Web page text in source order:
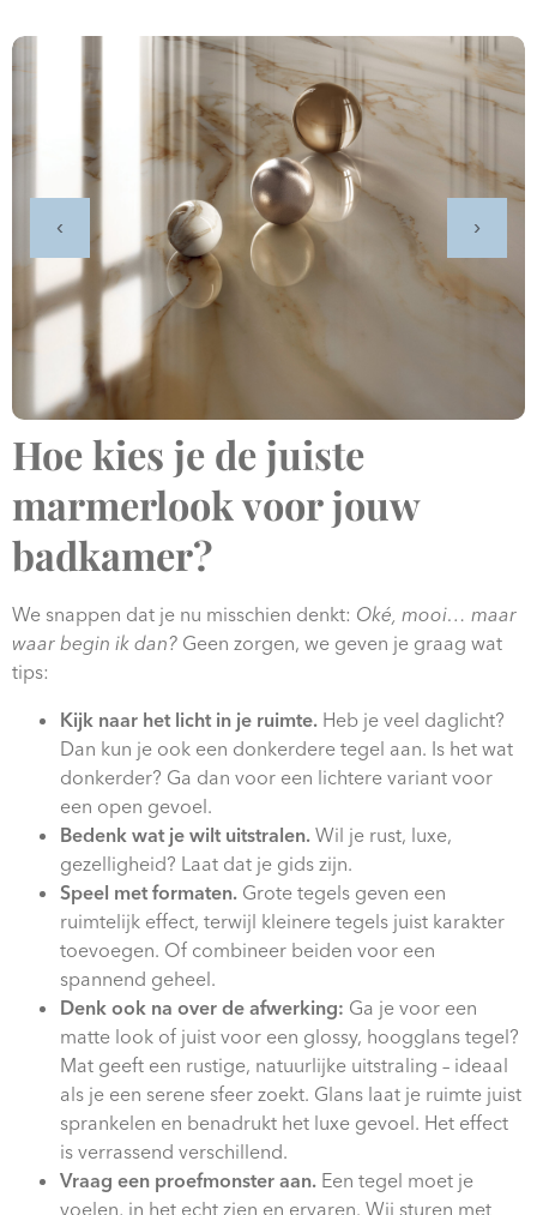
Hoe kies je de juiste
marmerlook voor jouw
badkamer?
We snappen dat je nu misschien denkt: Oké, mooi… maar
waar begin ik dan? Geen zorgen, we geven je graag wat
tips:
Kijk naar het licht in je ruimte. Heb je veel daglicht?
Dan kun je ook een donkerdere tegel aan. Is het wat
donkerder? Ga dan voor een lichtere variant voor
een open gevoel.
Bedenk wat je wilt uitstralen. Wil je rust, luxe,
gezelligheid? Laat dat je gids zijn.
Speel met formaten. Grote tegels geven een
ruimtelijk effect, terwijl kleinere tegels juist karakter
toevoegen. Of combineer beiden voor een
spannend geheel.
Denk ook na over de afwerking: Ga je voor een
matte look of juist voor een glossy, hoogglans tegel?
Mat geeft een rustige, natuurlijke uitstraling – ideaal
als je een serene sfeer zoekt. Glans laat je ruimte juist
sprankelen en benadrukt het luxe gevoel. Het effect
is verrassend verschillend.
Vraag een proefmonster aan. Een tegel moet je
voelen, in het echt zien en ervaren. Wij sturen met
‹ ›